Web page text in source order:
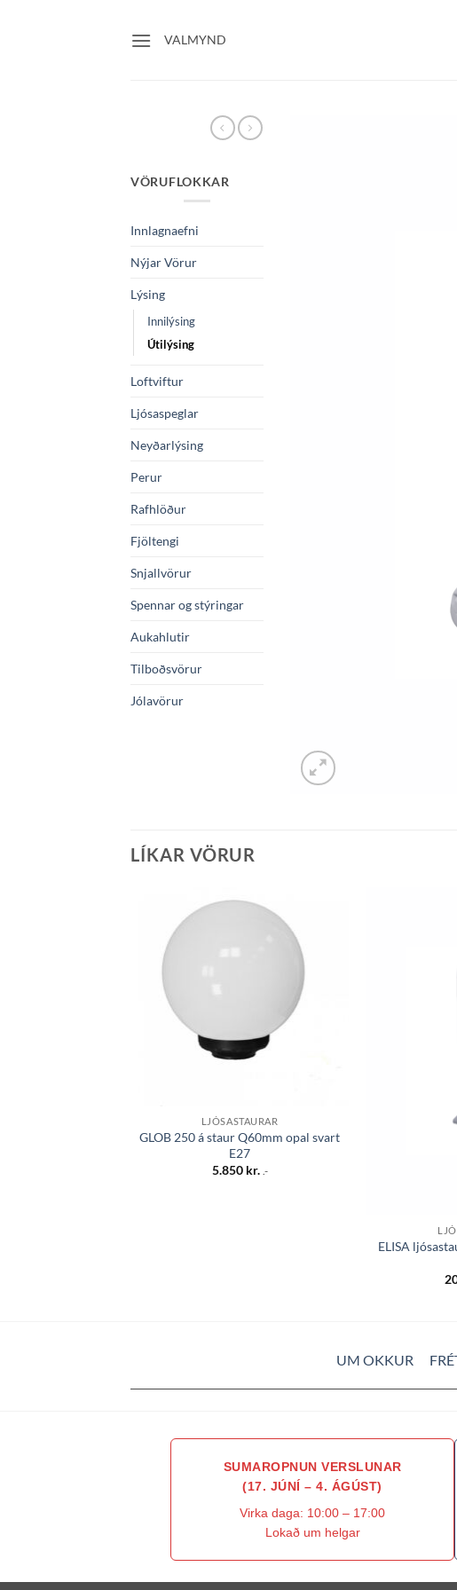
VALMYND
VÖRUFLOKKAR
Innlagnaefni
Nýjar Vörur
Lýsing
Innilýsing
Útilýsing
Loftviftur
Ljósaspeglar
Neyðarlýsing
Perur
Rafhlöður
Fjöltengi
Snjallvörur
Spennar og stýringar
Aukahlutir
Tilboðsvörur
Jólavörur
LÍKAR VÖRUR
óskalista
LJÓSASTAURAR
GLOB 250 á staur Q60mm opal svart
E27
5.850 kr. .-
ELISA
UM OKKUR
SUMAROPNUN VERSLUNAR
(17. JÚNÍ – 4. ÁGÚST)
Virka daga: 10:00 – 17:00
Lokað um helgar